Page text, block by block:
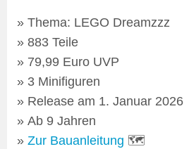
Thema: LEGO Dreamzzz
883 Teile
79,99 Euro UVP
3 Minifiguren
Release am 1. Januar 2026
Ab 9 Jahren
Zur Bauanleitung 🗺